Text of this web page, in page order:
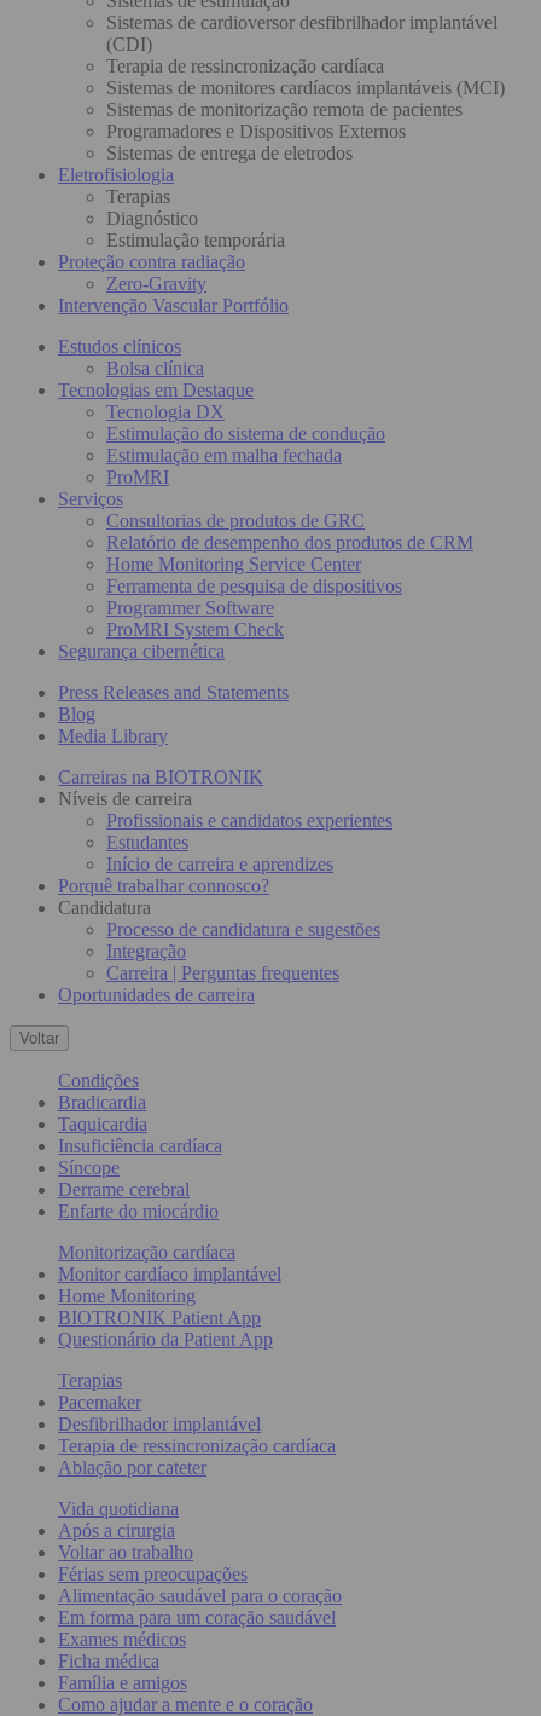
Sistemas de cardioversor desfibrilhador implantável
(CDI)
Terapia de ressincronização cardíaca
Sistemas de monitores cardíacos implantáveis (MCI)
Sistemas de monitorização remota de pacientes
Programadores e Dispositivos Externos
Sistemas de entrega de eletrodos
Eletrofisiologia
Terapias
Diagnóstico
Estimulação temporária
Proteção contra radiação
Zero-Gravity
Intervenção Vascular Portfólio
Estudos clínicos
Bolsa clínica
Tecnologias em Destaque
Tecnologia DX
Estimulação do sistema de condução
Estimulação em malha fechada
ProMRI
Serviços
Consultorias de produtos de GRC
Relatório de desempenho dos produtos de CRM
Home Monitoring Service Center
Ferramenta de pesquisa de dispositivos
Programmer Software
ProMRI System Check
Segurança cibernética
Press Releases and Statements
Blog
Media Library
Carreiras na BIOTRONIK
Níveis de carreira
Profissionais e candidatos experientes
Estudantes
Início de carreira e aprendizes
Porquê trabalhar connosco?
Candidatura
Processo de candidatura e sugestões
Integração
Carreira | Perguntas frequentes
Oportunidades de carreira
Voltar
Condições
Bradicardia
Taquicardia
Insuficiência cardíaca
Síncope
Derrame cerebral
Enfarte do miocárdio
Monitorização cardíaca
Monitor cardíaco implantável
Home Monitoring
BIOTRONIK Patient App
Questionário da Patient App
Terapias
Pacemaker
Desfibrilhador implantável
Terapia de ressincronização cardíaca
Ablação por cateter
Vida quotidiana
Após a cirurgia
Voltar ao trabalho
Férias sem preocupações
Alimentação saudável para o coração
Em forma para um coração saudável
Exames médicos
Ficha médica
Família e amigos
Como ajudar a mente e o coração